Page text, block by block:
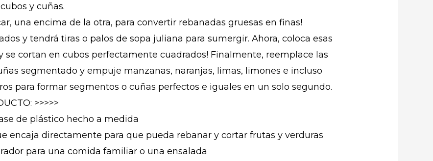
y cuñas.
una encima de la otra, para convertir rebanadas gruesas en finas!
y tendrá tiras o palos de sopa juliana para sumergir. Ahora, coloca esas
se cortan en cubos perfectamente cuadrados! Finalmente, reemplace las
segmentado y empuje manzanas, naranjas, limas, limones e incluso
para formar segmentos o cuñas perfectos e iguales en un solo segundo.
>>>>>
de plástico hecho a medida
encaja directamente para que pueda rebanar y cortar frutas y verduras
para una comida familiar o una ensalada